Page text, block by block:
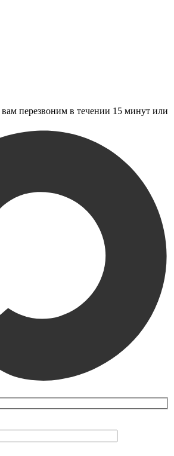
перезвоним в течении 15 минут или